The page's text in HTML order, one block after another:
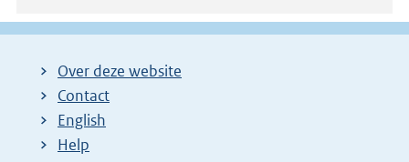
Over deze website
Contact
English
Help